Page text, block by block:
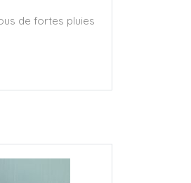
de fortes pluies